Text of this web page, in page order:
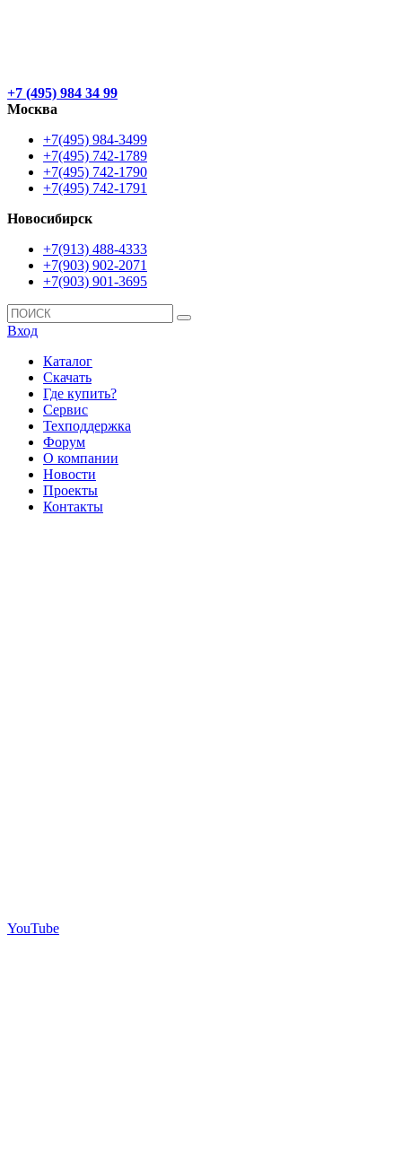
+7 (495) 984 34 99
Москва
+7(495) 984-3499
+7(495) 742-1789
+7(495) 742-1790
+7(495) 742-1791
Новосибирск
+7(913) 488-4333
+7(903) 902-2071
+7(903) 901-3695
Вход
Каталог
Скачать
Где купить?
Сервис
Техподдержка
Форум
О компании
Новости
Проекты
Контакты
YouTube